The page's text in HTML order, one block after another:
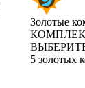
Золотые
5 золотых